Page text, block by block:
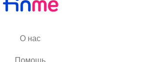
О нас
Помощь